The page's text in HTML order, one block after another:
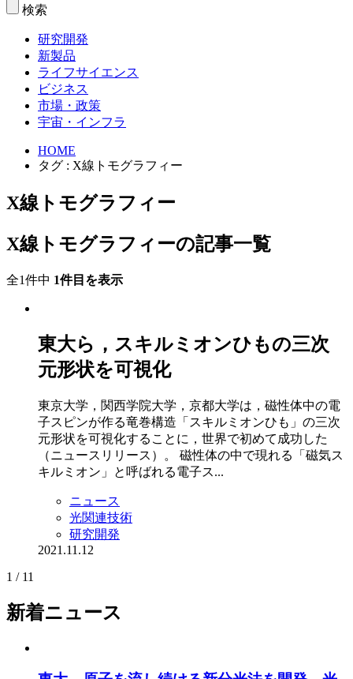
検索
研究開発
新製品
ライフサイエンス
ビジネス
市場・政策
宇宙・インフラ
HOME
タグ : X線トモグラフィー
X線トモグラフィー
X線トモグラフィーの記事一覧
全1件中 1件目を表示
東大ら，スキルミオンひもの三次
元形状を可視化
東京大学，関西学院大学，京都大学は，磁性体中の電
子スピンが作る竜巻構造「スキルミオンひも」の三次
元形状を可視化することに，世界で初めて成功した
（ニュースリリース）。 磁性体の中で現れる「磁気ス
キルミオン」と呼ばれる電子ス...
ニュース
光関連技術
研究開発
2021.11.12
1 / 11
新着ニュース